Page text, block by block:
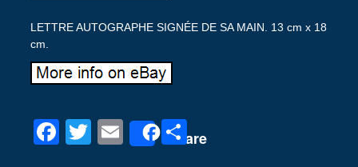
LETTRE AUTOGRAPHE SIGNÉE DE SA MAIN. 13 cm x 18
cm.
F
T
E
Share
P